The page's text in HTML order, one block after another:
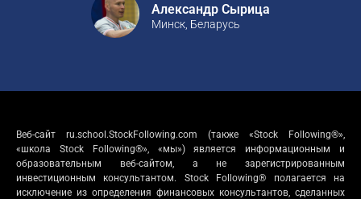
Александр Сырица
Минск, Беларусь
Веб-сайт ru.school.StockFollowing.com (также «Stock Following®»,
«школа Stock Following®», «мы») является информационным и
образовательным веб-сайтом, а не зарегистрированным
инвестиционным консультантом. Stock Following® полагается на
исключение из определения финансовых консультантов, сделанных